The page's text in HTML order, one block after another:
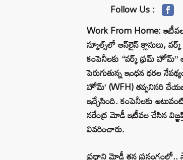
Follow Us :
Work From Home:
స్కూల్స్‌లో ఆన్‌లైన్ క్లాసులు,
కంపెనీలకు “వర్క్ ఫ్రమ్ హోమ్”
పెరుగుతున్న ఇంధన ధరల
హోమ్’ (WFH) తప్పనిసరి
ఇచ్చేసింది. కంపెనీలకు
నరేంద్ర మోడీ ఇటీవల చేసిన
వివరించారు.
ప్రధాని మోడీ తన ప్రసంగంలో..